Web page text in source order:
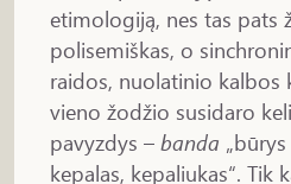
etimologiją, nes tas
polisemiškas, o
raidos, nuolatinio kalbos
vieno žodžio susidaro
pavyzdys – banda
kepalas, kepaliukas“.